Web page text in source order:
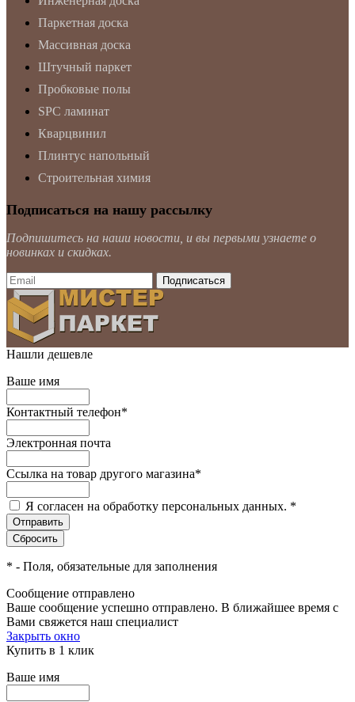
Паркетная доска
Массивная доска
Штучный паркет
Пробковые полы
SPC ламинат
Кварцвинил
Плинтус напольный
Строительная химия
Подписаться на нашу рассылку
Подпишитесь на наши новости, и вы первыми узнаете о
новинках и скидках.
Нашли дешевле
Ваше имя
Контактный телефон*
Электронная почта
Ссылка на товар другого магазина*
Я согласен на обработку персональных данных. *
* - Поля, обязательные для заполнения
Сообщение отправлено
Ваше сообщение успешно отправлено. В ближайшее время с
Вами свяжется наш специалист
Закрыть окно
Купить в 1 клик
Ваше имя